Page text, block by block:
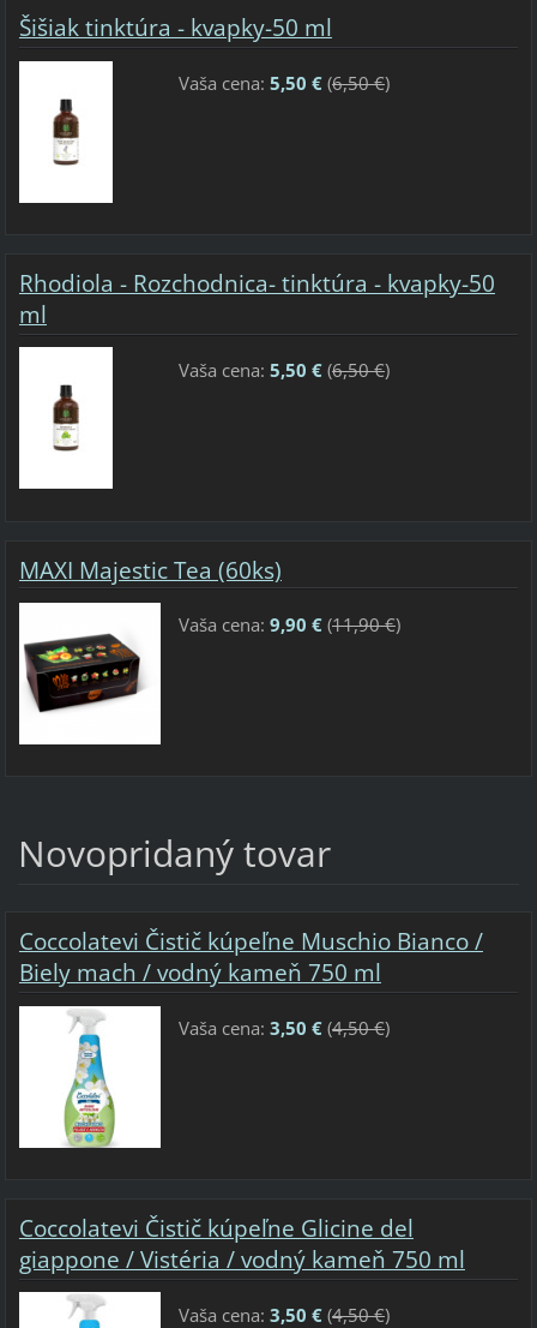
Šišiak tinktúra - kvapky-50 ml
Vaša cena: 5,50 €(6,50 €)
Rhodiola - Rozchodnica- tinktúra - kvapky-50
ml
Vaša cena: 5,50 €(6,50 €)
MAXI Majestic Tea (60ks)
Vaša cena: 9,90 €(11,90 €)
Novopridaný tovar
Coccolatevi Čistič kúpeľne Muschio Bianco /
Biely mach / vodný kameň 750 ml
Vaša cena: 3,50 €(4,50 €)
Coccolatevi Čistič kúpeľne Glicine del
giappone / Vistéria / vodný kameň 750 ml
Vaša cena: 3,50 €(4,50 €)